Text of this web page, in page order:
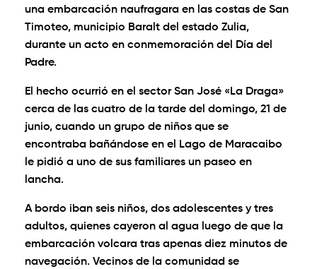
una embarcación naufragara en las costas de San
Timoteo, municipio Baralt del estado Zulia,
durante un acto en conmemoración del Día del
Padre.
El hecho ocurrió en el sector San José «La Draga»
cerca de las cuatro de la tarde del domingo, 21 de
junio, cuando un grupo de niños que se
encontraba bañándose en el Lago de Maracaibo
le pidió a uno de sus familiares un paseo en
lancha.
A bordo iban seis niños, dos adolescentes y tres
adultos, quienes cayeron al agua luego de que la
embarcación volcara tras apenas diez minutos de
navegación. Vecinos de la comunidad se